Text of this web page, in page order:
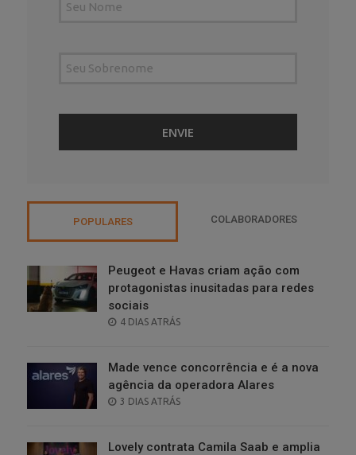
POPULARES COLABORADORES
Peugeot e Havas criam ação com
protagonistas inusitadas para redes
sociais
POSTED
4 DIAS ATRÁS
Made vence concorrência e é a nova
agência da operadora Alares
POSTED
3 DIAS ATRÁS
Lovely contrata Camila Saab e amplia